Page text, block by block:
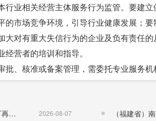
行业相关经营主体服务行为监管。要建
的市场竞争环境，引导行业健康发展；
大对有重大失信行为的企业及负有责任
营者的培训和指导。
批、核准或备案管理，需委托专业服务
、核准或备案机关承担，评估评审机构
目服务市场价格行为监管，依法查处各
为，维护正常的市场秩序，保障市场主
国家发展改革委 国家能源局关于印发《可再生能源发展“十五五”规划》的通知 （发改能源〔2026〕1067号）
2026-08-07